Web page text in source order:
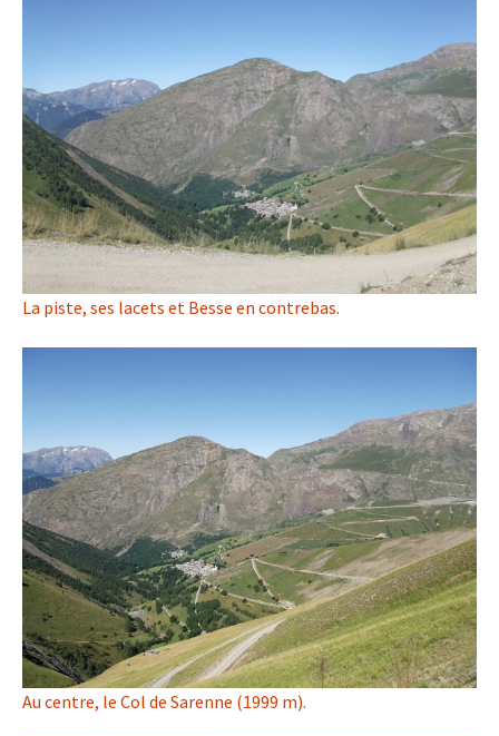
La piste, ses lacets et Besse en contrebas.
Au centre, le Col de Sarenne (1999 m).